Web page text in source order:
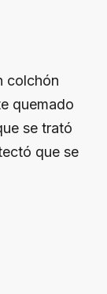
colchón
quemado
se trató
que se